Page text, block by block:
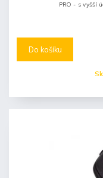
Do košíku
PRO - s vyšší